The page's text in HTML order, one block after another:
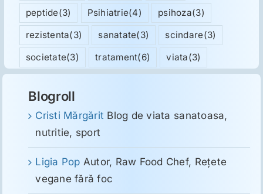
peptide(3) Psihiatrie(4) psihoza(3)
rezistenta(3) sanatate(3) scindare(3)
societate(3) tratament(6) viata(3)
Blogroll
Cristi Mărgărit Blog de viata sanatoasa,
nutritie, sport
Ligia Pop Autor, Raw Food Chef, Reţete
vegane fără foc